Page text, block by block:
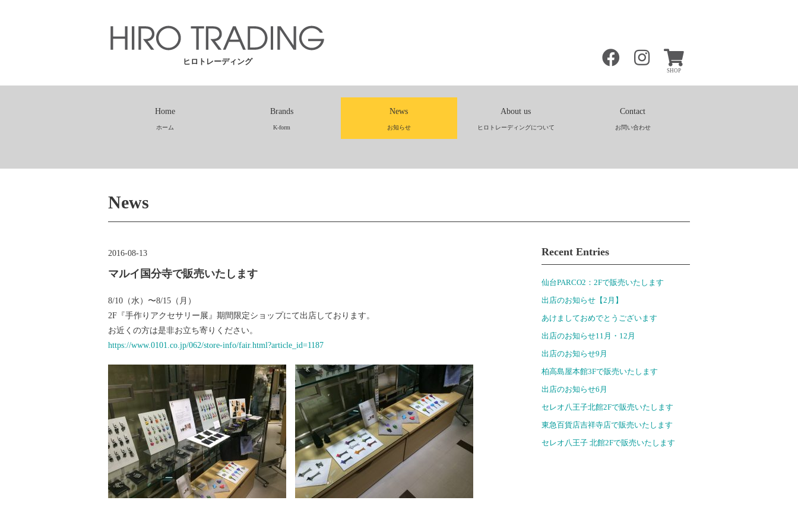
ヒロトレーディング
SHOP
Home
ホーム
Brands
K-form
News
お知らせ
About us
ヒロトレーディングについて
Contact
お問い合わせ
News
2016-08-13
マルイ国分寺で販売いたします
8/10（水）〜8/15（月）
2F『手作りアクセサリー展』期間限定ショップにて出店しております。
お近くの方は是非お立ち寄りください。
https://www.0101.co.jp/062/store-info/fair.html?article_id=1187
Recent Entries
仙台PARCO2：2Fで販売いたします
出店のお知らせ【2月】
あけましておめでとうございます
出店のお知らせ11月・12月
出店のお知らせ9月
柏高島屋本館3Fで販売いたします
出店のお知らせ6月
セレオ八王子北館2Fで販売いたします
東急百貨店吉祥寺店で販売いたします
セレオ八王子 北館2Fで販売いたします